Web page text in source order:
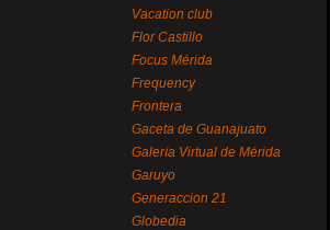
Vacation club
Flor Castillo
Focus Mérida
Frequency
Frontera
Gaceta de Guanajuato
Galería Virtual de Mérida
Garuyo
Generaccion 21
Globedia